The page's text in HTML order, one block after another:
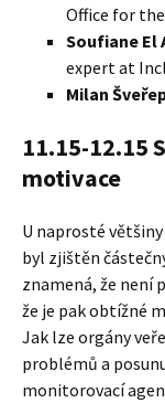
Office for
Soufiane El
expert at
Milan
11.15-12.15
motivace
U naprosté
byl zjištěn
znamená, že není
že je pak obtížné
Jak lze orgány
problémů a
monitorovací